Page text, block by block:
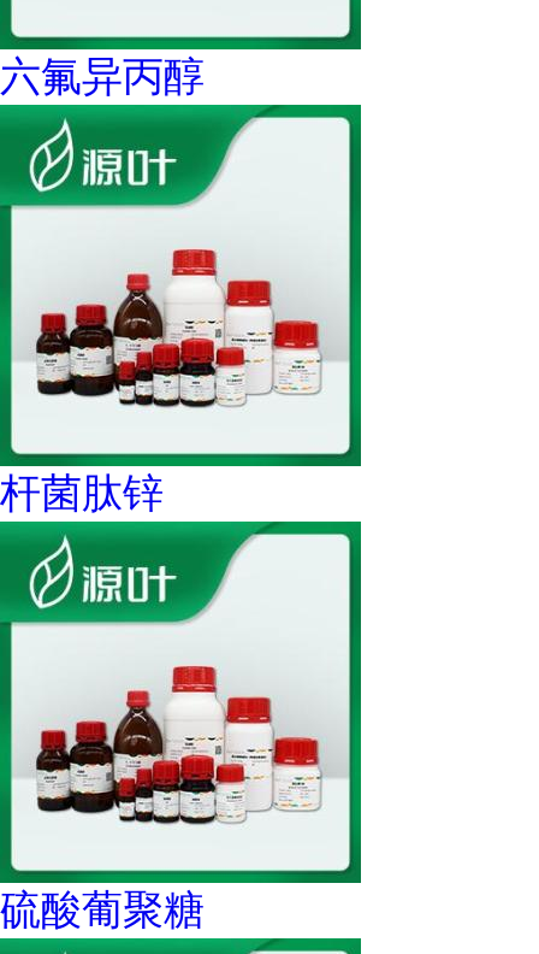
六氟异丙醇
杆菌肽锌
硫酸葡聚糖